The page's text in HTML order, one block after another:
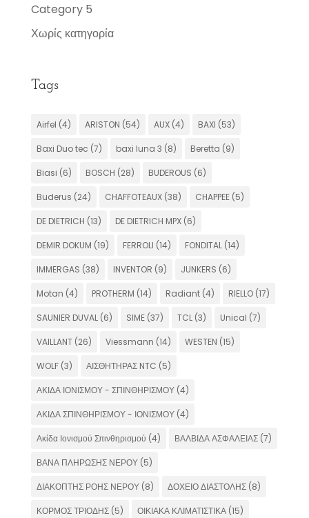
Category 5
Χωρίς κατηγορία
Tags
Airfel (4) ARISTON (54) AUX(4) BAXI (53)
Baxi Duo tec (7) baxi luna 3 (8) Beretta (9)
Biasi (6) BOSCH (28) BUDEROUS (6)
Buderus (24) CHAFFOTEAUX(38) CHAPPEE(5)
DE DIETRICH (13) DE DIETRICH MPX(6)
DEMIR DOKUM (19) FERROLI (14) FONDITAL(14)
IMMERGAS (38) INVENTOR (9) JUNKERS (6)
Motan (4) PROTHERM (14) Radiant(4) RIELLO(17)
SAUNIER DUVAL(6) SIME(37) TCL(3) Unical (7)
VAILLANT(26) Viessmann (14) WESTEN (15)
WOLF(3) ΑΙΣΘΗΤΗΡΑΣ NTC (5)
ΑΚΙΔΑ ΙΟΝΙΣΜΟΥ - ΣΠΙΝΘΗΡΙΣΜΟΥ(4)
ΑΚΙΔΑ ΣΠΙΝΘΗΡΙΣΜΟΥ - ΙΟΝΙΣΜΟΥ(4)
Ακίδα Ιονισμού Σπινθηρισμού (4) ΒΑΛΒΙΔΑ ΑΣΦΑΛΕΙΑΣ(7)
ΒΑΝΑ ΠΛΗΡΩΣΗΣ ΝΕΡΟΥ(5)
ΔΙΑΚΟΠΤΗΣ ΡΟΗΣ ΝΕΡΟΥ(8) ΔΟΧΕΙΟ ΔΙΑΣΤΟΛΗΣ(8)
ΚΟΡΜΟΣ ΤΡΙΟΔΗΣ(5) ΟΙΚΙΑΚΑ ΚΛΙΜΑΤΙΣΤΙΚΑ(15)